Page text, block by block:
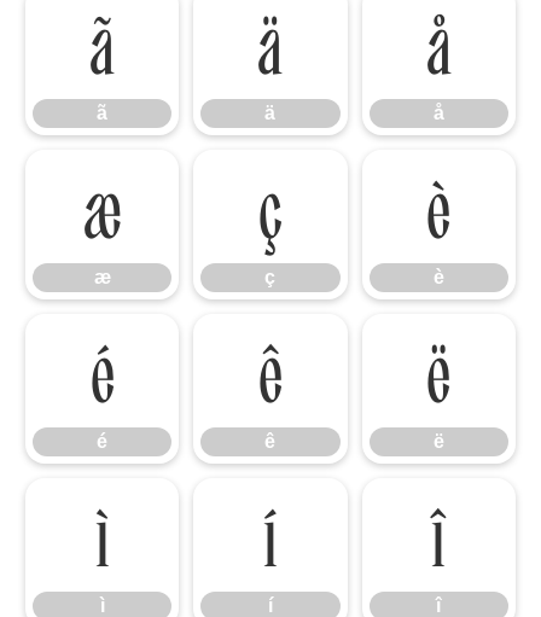
ã
ã
ä
ä
å
å
æ
æ
ç
ç
è
è
é
é
ê
ê
ë
ë
ì
ì
í
í
î
î